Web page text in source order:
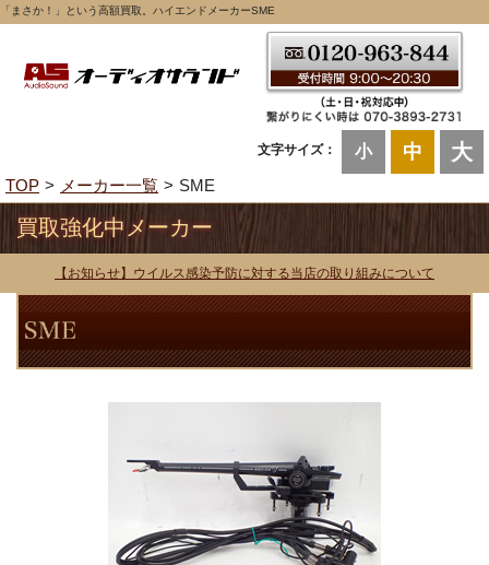
「まさか！」という高額買取。ハイエンドメーカーSME
文字サイズ： 小 中 大
TOP メーカー一覧 SME
買取強化中メーカー
【お知らせ】ウイルス感染予防に対する当店の取り組みについて